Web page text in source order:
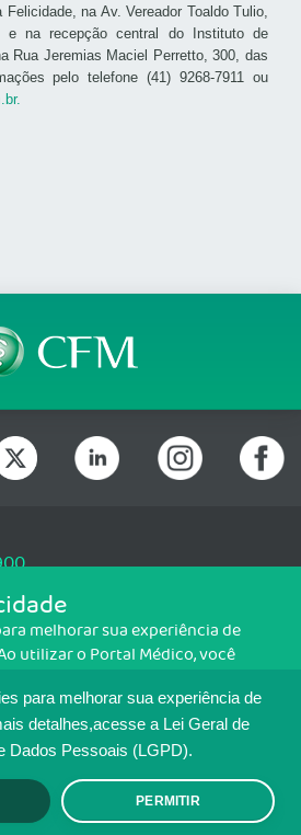
para melhorar sua experiência de
detalhes,acesse a Lei Geral de
Dados Pessoais (LGPD).
PERMITIR
na Av. Vereador Toaldo Tulio,
na recepção central do Instituto de
Rua Jeremias Maciel Perretto, 300, das
pelo telefone (41) 9268-7911 ou
L2 Sul, Brasília/DF - CEP: 70200-760 -
E PRESTAÇÃO DE
melhorar sua experiência de
utilizar o Portal Médico, você
sobre como isso é feito, acesse
você concorda, clique em ACEITO.
ACEITO